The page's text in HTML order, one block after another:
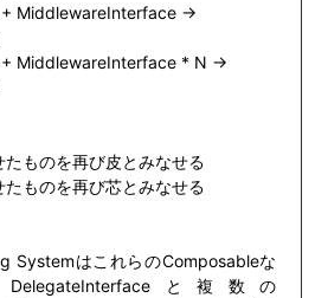
MiddlewareInterface →
MiddlewareInterface * N →
たものを再び皮とみなせる
ものを再び芯とみなせる
SystemはこれらのComposableな
と複数の